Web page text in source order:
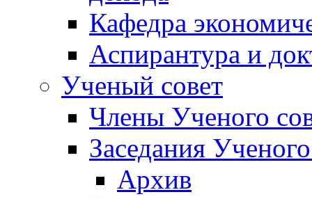
Кафедра
Аспирантура и
Ученый совет
Члены Ученого
Заседания
Архив